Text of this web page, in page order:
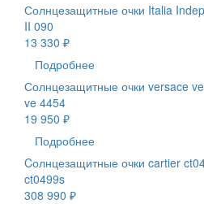
Солнцезащитные очки Italia
II 090
13 330 ₽
Подробнее
Солнцезащитные очки versace
ve 4454
19 950 ₽
Подробнее
Cолнцезащитные очки cartier
ct0499s
308 990 ₽